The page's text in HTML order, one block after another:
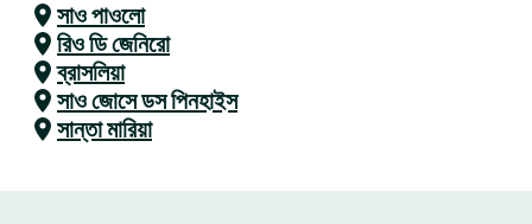
সাও পাওলো
রিও ডি জেনিরো
ব্রাসলিয়া
সাও জোসে ডস পিনহাইস
সান্তা মারিয়া